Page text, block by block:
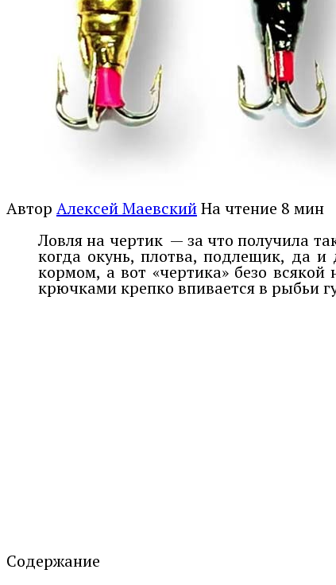
Автор Алексей МаевскийНа чтение 8 мин
Ловля на чертик — за что получила
когда окунь, плотва, подлещик, да
кормом, а вот «чертика» безо
крючками крепко впивается в рыбьи
Содержание